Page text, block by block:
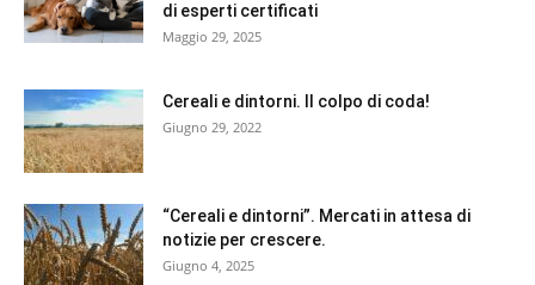
di esperti certificati
Maggio 29, 2025
Cereali e dintorni. Il colpo di coda!
Giugno 29, 2022
“Cereali e dintorni”. Mercati in attesa di
notizie per crescere.
Giugno 4, 2025